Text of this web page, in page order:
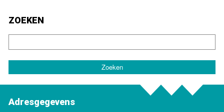
ZOEKEN
Adresgegevens